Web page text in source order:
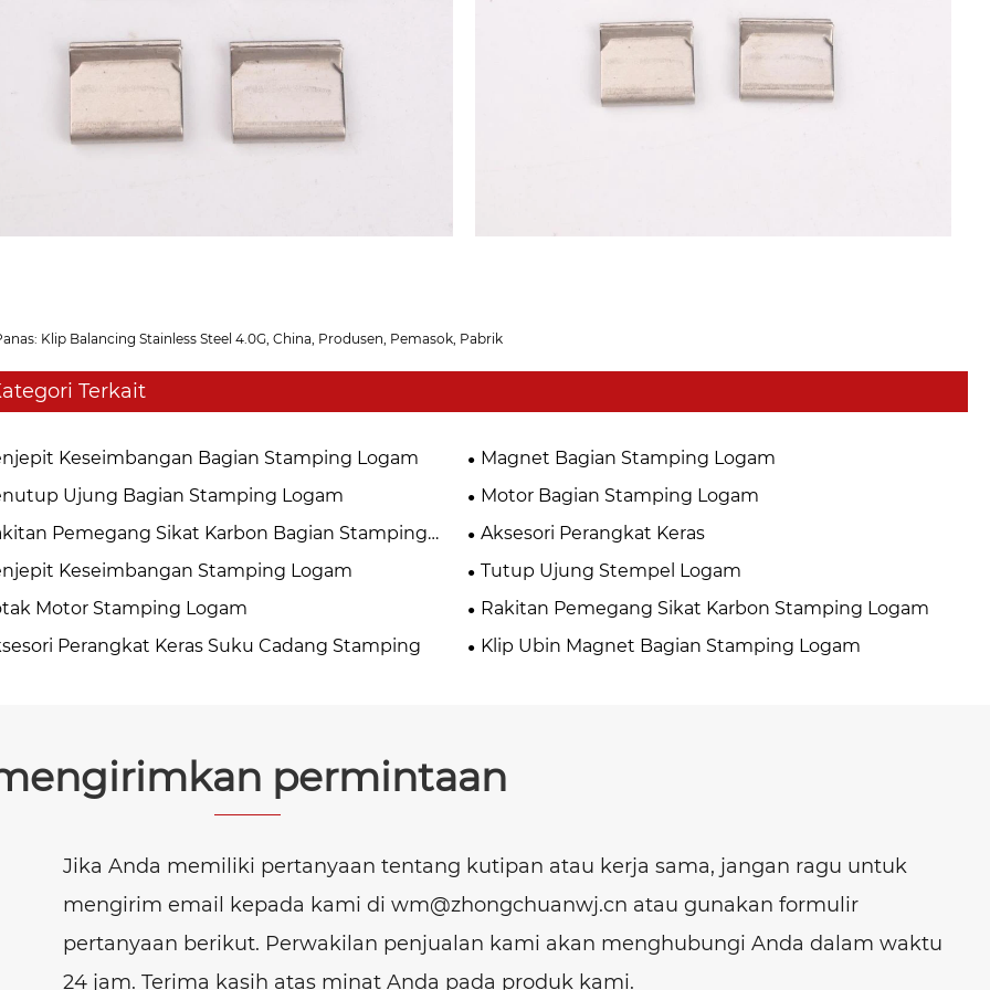
Klip Balancing Stainless Steel 4.0G, China, Produsen, Pemasok, Pabrik
Terkait
Keseimbangan Bagian Stamping Logam
Magnet Bagian Stamping Logam
Ujung Bagian Stamping Logam
Motor Bagian Stamping Logam
Pemegang Sikat Karbon Bagian Stamping
Aksesori Perangkat Keras
Keseimbangan Stamping Logam
Tutup Ujung Stempel Logam
Motor Stamping Logam
Rakitan Pemegang Sikat Karbon Stamping Logam
Perangkat Keras Suku Cadang Stamping
Klip Ubin Magnet Bagian Stamping Logam
permintaan
Jika Anda memiliki pertanyaan tentang kutipan atau kerja sama, jangan ragu untuk
mengirim email kepada kami di wm@zhongchuanwj.cn atau gunakan formulir
pertanyaan berikut. Perwakilan penjualan kami akan menghubungi Anda dalam waktu
24 jam. Terima kasih atas minat Anda pada produk kami.